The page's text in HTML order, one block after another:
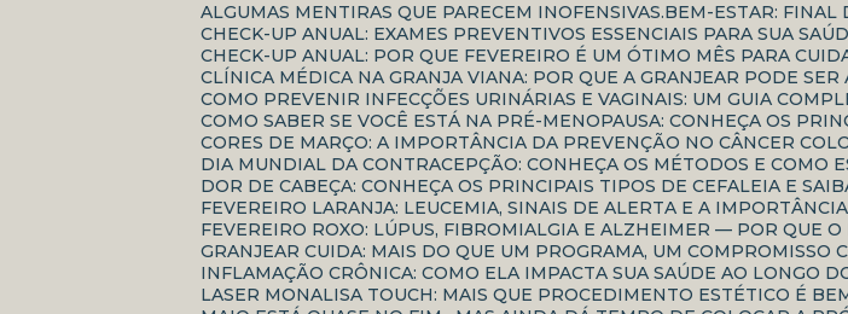
ALGUMAS MENTIRAS QUE PARECEM INOFENSIVAS.
BEM-ESTAR:
CHECK-UP ANUAL: EXAMES PREVENTIVOS ESSENCIAIS PARA SUA
CHECK-UP ANUAL: POR QUE FEVEREIRO É UM ÓTIMO MÊS PARA
CLÍNICA MÉDICA NA GRANJA VIANA: POR QUE A GRANJEAR PODE
COMO PREVENIR INFECÇÕES URINÁRIAS E VAGINAIS: UM GUIA
COMO SABER SE VOCÊ ESTÁ NA PRÉ-MENOPAUSA: CONHEÇA OS
CORES DE MARÇO: A IMPORTÂNCIA DA PREVENÇÃO NO CÂNCER
DIA MUNDIAL DA CONTRACEPÇÃO: CONHEÇA OS MÉTODOS E COMO
DOR DE CABEÇA: CONHEÇA OS PRINCIPAIS TIPOS DE CEFALEIA E
FEVEREIRO LARANJA: LEUCEMIA, SINAIS DE ALERTA E A
FEVEREIRO ROXO: LÚPUS, FIBROMIALGIA E ALZHEIMER — POR QUE
GRANJEAR CUIDA: MAIS DO QUE UM PROGRAMA, UM
INFLAMAÇÃO CRÔNICA: COMO ELA IMPACTA SUA SAÚDE AO LONGO
LASER MONALISA TOUCH: MAIS QUE PROCEDIMENTO ESTÉTICO É